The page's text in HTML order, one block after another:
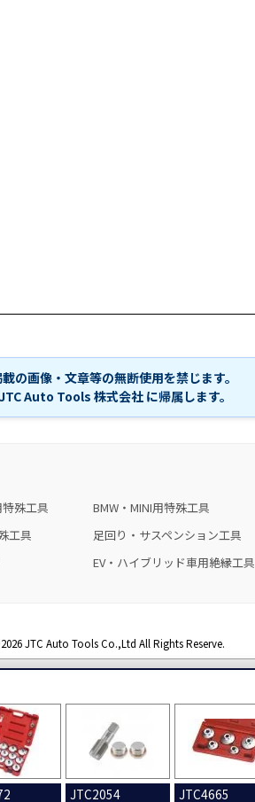
JTC2054 JTC4665
の画像・文章等の無断使用を禁じます。
Auto Tools 株式会社 に帰属します。
殊工具 BMW・MINI用特殊工具
工具 足回り・サスペンション工具
EV・ハイブリッド車用絶縁工具
JTC Auto Tools Co.,Ltd All Rights Reserve.